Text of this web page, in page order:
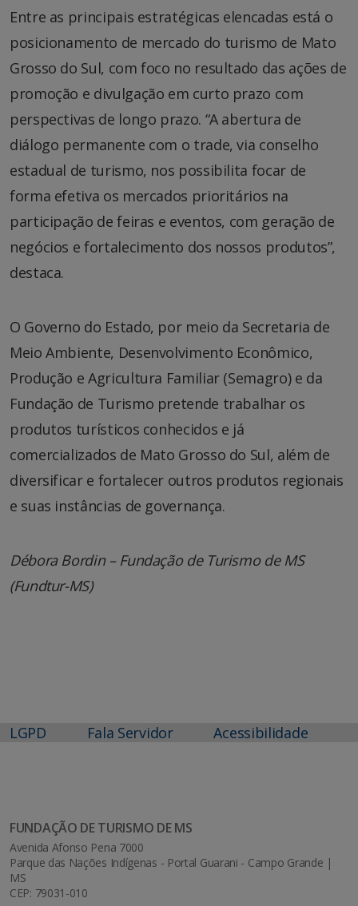
Entre as principais estratégicas elencadas está o
posicionamento de mercado do turismo de Mato
Grosso do Sul, com foco no resultado das ações de
promoção e divulgação em curto prazo com
perspectivas de longo prazo. “A abertura de
diálogo permanente com o trade, via conselho
estadual de turismo, nos possibilita focar de
forma efetiva os mercados prioritários na
participação de feiras e eventos, com geração de
negócios e fortalecimento dos nossos produtos”,
destaca.
O Governo do Estado, por meio da Secretaria de
Meio Ambiente, Desenvolvimento Econômico,
Produção e Agricultura Familiar (Semagro) e da
Fundação de Turismo pretende trabalhar os
produtos turísticos conhecidos e já
comercializados de Mato Grosso do Sul, além de
diversificar e fortalecer outros produtos regionais
e suas instâncias de governança.
Débora Bordin – Fundação de Turismo de MS
(Fundtur-MS)
LGPD Fala Servidor Acessibilidade
FUNDAÇÃO DE TURISMO DE MS
Avenida Afonso Pena 7000
Parque das Nações Indígenas - Portal Guarani - Campo Grande |
MS
CEP: 79031-010